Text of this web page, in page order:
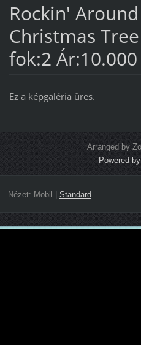
Rockin'
Christmas
fok:2 Ár:10.000
Ez a képgaléria üres.
Arranged by
Powered
Nézet: Mobil | Standard